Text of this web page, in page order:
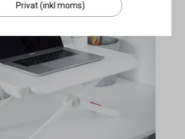
Privat (inkl moms)